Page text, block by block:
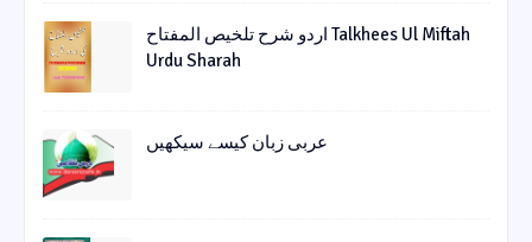
اردو شرح تلخیص المفتاح Talkhees Ul Miftah
Urdu Sharah
عربی زبان کیسے سیکھیں